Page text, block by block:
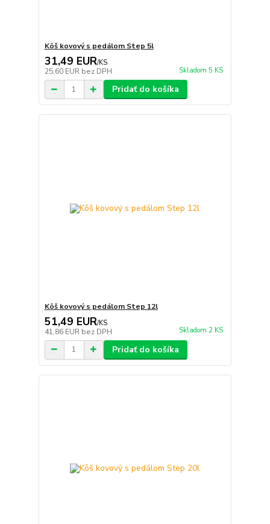
Kôš kovový s pedálom Step 5l
31,49 EUR/KS
25,60 EUR bez DPH Skladom 5 KS
Pridať do košíka
Kôš kovový s pedálom Step 12l
51,49 EUR/KS
41,86 EUR bez DPH Skladom 2 KS
Pridať do košíka